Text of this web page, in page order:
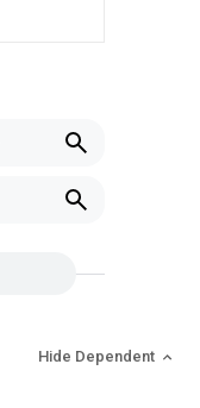
Hide Dependent